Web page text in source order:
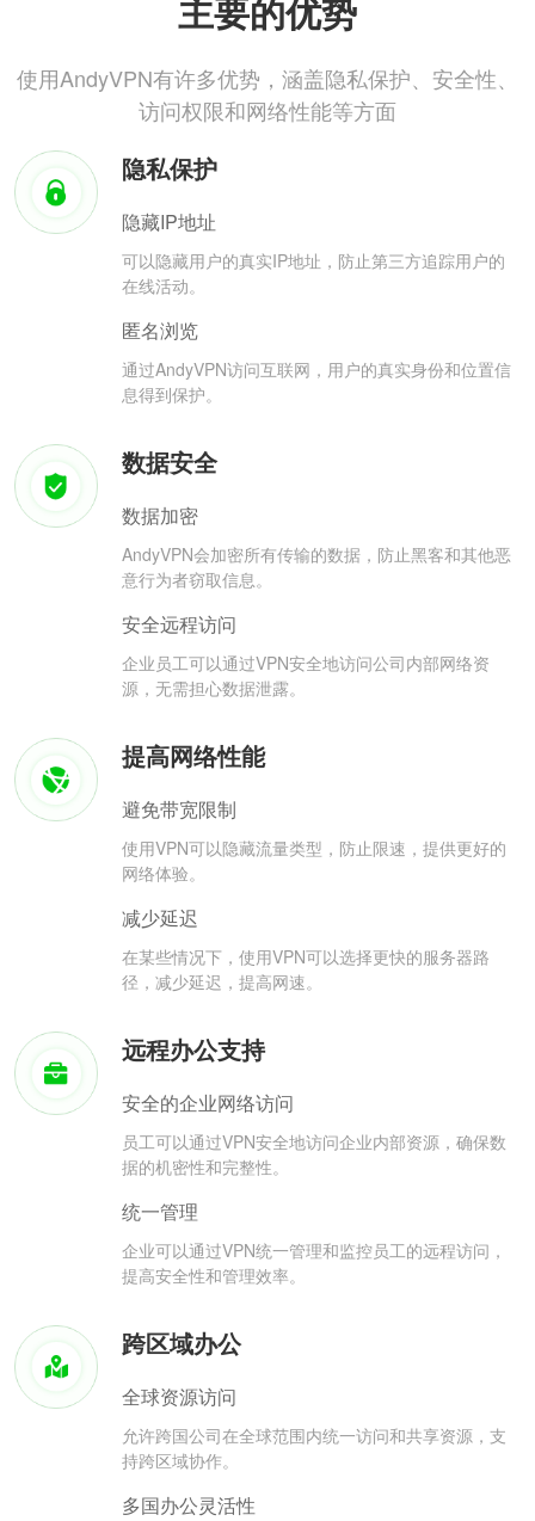
主要的优势
使用AndyVPN有许多优势，涵盖隐私保护、安全性、
访问权限和网络性能等方面
隐私保护
隐藏IP地址
可以隐藏用户的真实IP地址，防止第三方追踪用户的
在线活动。
匿名浏览
通过AndyVPN访问互联网，用户的真实身份和位置信
息得到保护。
数据安全
数据加密
AndyVPN会加密所有传输的数据，防止黑客和其他恶
意行为者窃取信息。
安全远程访问
企业员工可以通过VPN安全地访问公司内部网络资
源，无需担心数据泄露。
提高网络性能
避免带宽限制
使用VPN可以隐藏流量类型，防止限速，提供更好的
网络体验。
减少延迟
在某些情况下，使用VPN可以选择更快的服务器路
径，减少延迟，提高网速。
远程办公支持
安全的企业网络访问
员工可以通过VPN安全地访问企业内部资源，确保数
据的机密性和完整性。
统一管理
企业可以通过VPN统一管理和监控员工的远程访问，
提高安全性和管理效率。
跨区域办公
全球资源访问
允许跨国公司在全球范围内统一访问和共享资源，支
持跨区域协作。
多国办公灵活性